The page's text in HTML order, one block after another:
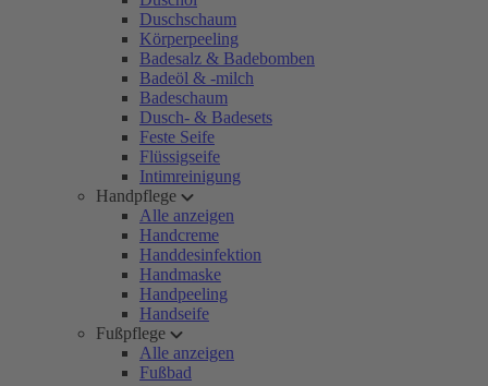
Duschschaum
Körperpeeling
Badesalz & Badebomben
Badeöl & -milch
Badeschaum
Dusch- & Badesets
Feste Seife
Flüssigseife
Intimreinigung
Handpflege
Alle anzeigen
Handcreme
Handdesinfektion
Handmaske
Handpeeling
Handseife
Fußpflege
Alle anzeigen
Fußbad